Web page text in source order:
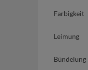
Farbigkeit
Leimung
Bündelung